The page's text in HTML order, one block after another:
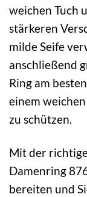
weichen Tuch
stärkeren
milde Seife
anschließend
Ring am
einem
zu schützen.
Mit der
Damenring
bereiten und